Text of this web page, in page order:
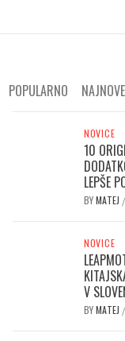
POPULARNO
NOVICE
10
LEPŠE
BYMATEJ /
NOVICE
V
BYMATEJ /